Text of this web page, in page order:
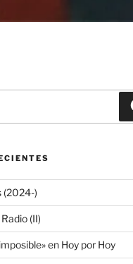
(2024-)
(II)
en Hoy por Hoy